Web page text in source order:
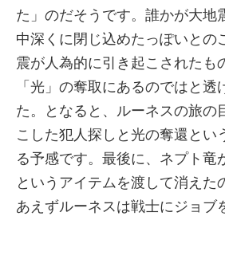
た」のだそうです。誰かが大地
中深くに閉じ込めたっぽいとの
震が人為的に引き起こされたも
「光」の奪取にあるのではと透
た。となると、ルーネスの旅の
こした犯人探しと光の奪還とい
る予感です。最後に、ネプト竜
というアイテムを渡して消えた
あえずルーネスは戦士にジョブ